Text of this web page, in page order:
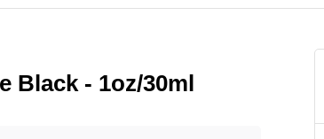
Black - 1oz/30ml